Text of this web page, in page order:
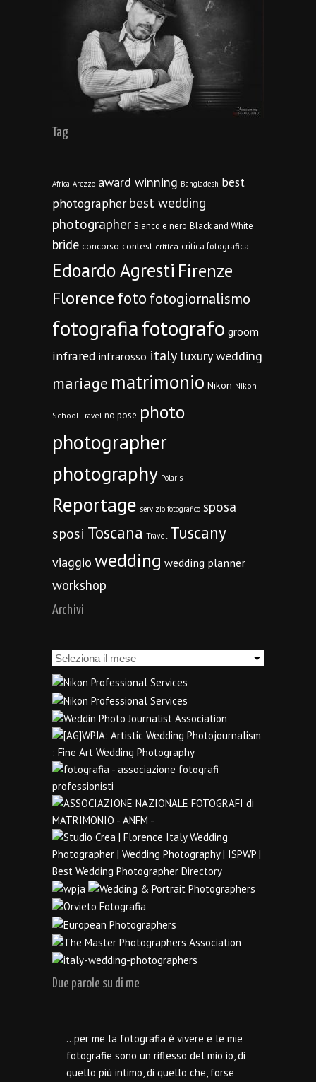
Tag
Africa Arezzo award winning Bangladesh best
photographer best wedding
photographer Bianco e nero Black and White
bride concorso contest critica critica fotografica
Edoardo Agresti Firenze
Florencefoto fotogiornalismo
fotografiafotografo groom
infrared infrarosso italy luxury wedding
mariage matrimonio Nikon Nikon
School Travel no pose photo
photographer
photography Polaris
Reportage servizio fotografico sposa
sposi Toscana Travel Tuscany
viaggio wedding wedding planner
workshop
Archivi
Archivi
Due parole su di me
…per me la fotografia è vivere e le mie
fotografie sono un riflesso del mio io, di
quello più intimo, di quello che, forse